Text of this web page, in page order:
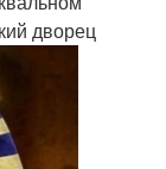
дворец